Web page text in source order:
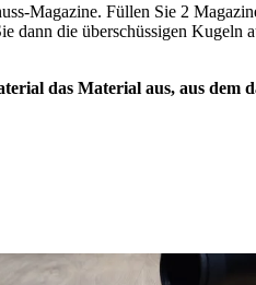
Magazine. Füllen Sie 2
dann die überschüssigen
das Material aus, aus dem